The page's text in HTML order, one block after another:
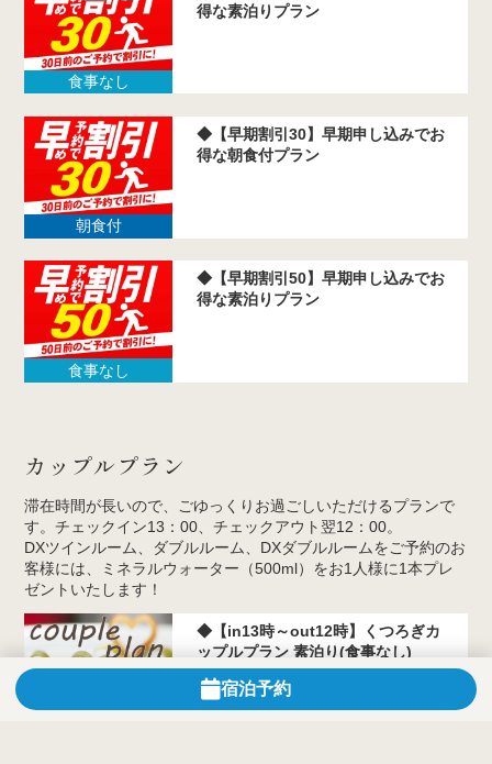
食事なし
得な素泊りプラン
朝食付
◆【早期割引30】早期申し込みでお
得な朝食付プラン
食事なし
◆【早期割引50】早期申し込みでお
得な素泊りプラン
カップルプラン
滞在時間が長いので、ごゆっくりお過ごしいただけるプランで
す。チェックイン13：00、チェックアウト翌12：00。
DXツインルーム、ダブルルーム、DXダブルルームをご予約のお
客様には、ミネラルウォーター（500ml）をお1人様に1本プレ
ゼントいたします！
◆【in13時～out12時】くつろぎカ
ップルプラン 素泊り(食事なし)
宿泊予約